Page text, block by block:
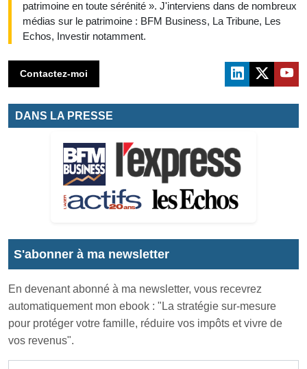
patrimoine en toute sérénité ». J'interviens dans de nombreux
médias sur le patrimoine : BFM Business, La Tribune, Les
Echos, Investir notamment.
Contactez-moi
DANS LA PRESSE
S'abonner à ma newsletter
En devenant abonné à ma newsletter, vous recevrez
automatiquement mon ebook : "La stratégie sur-mesure
pour protéger votre famille, réduire vos impôts et vivre de
vos revenus".